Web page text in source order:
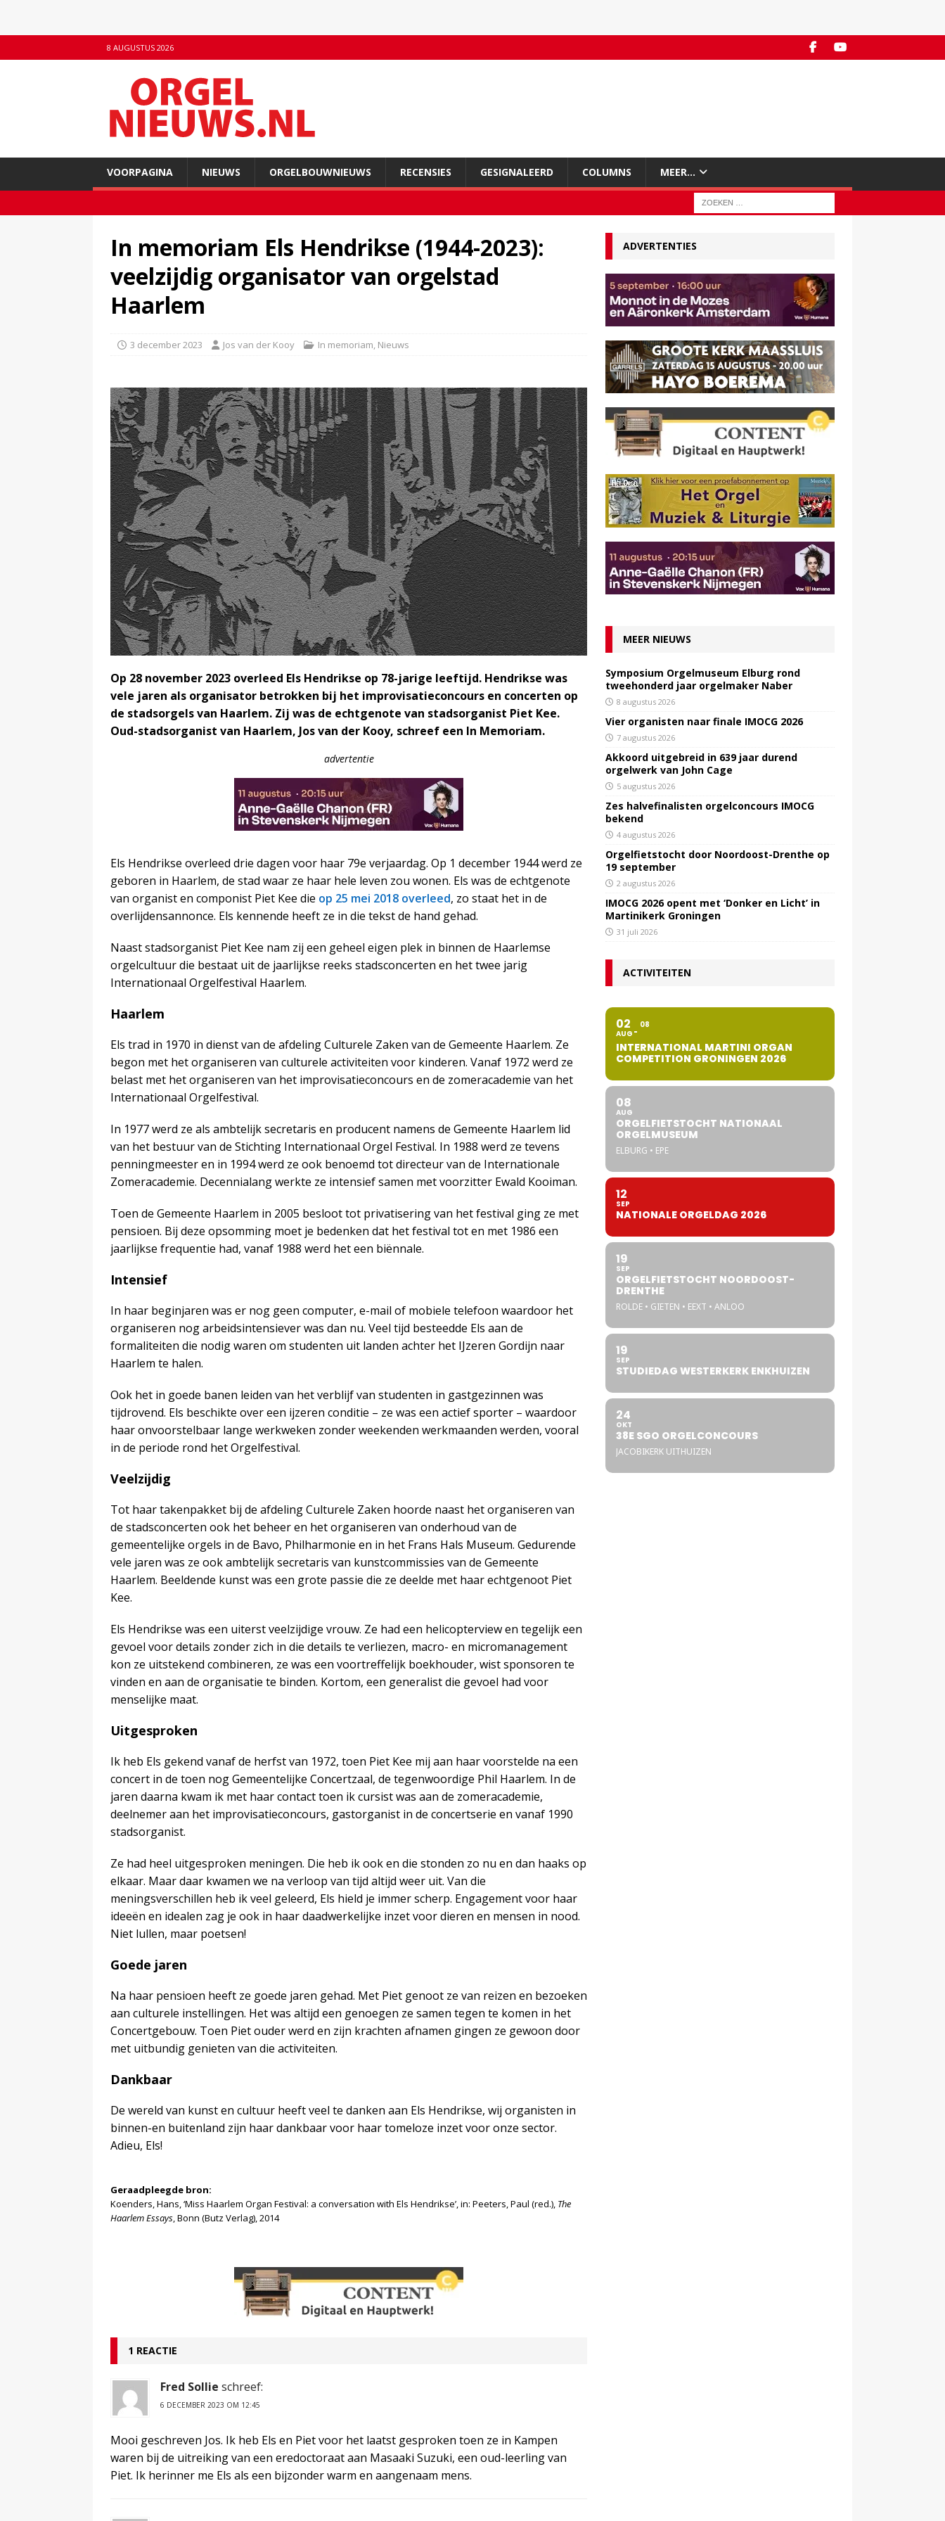
8 AUGUSTUS 2026
VOORPAGINA NIEUWS ORGELBOUWNIEUWS RECENSIES GESIGNALEERD COLUMNS MEER…
In memoriam Els Hendrikse (1944-2023):
veelzijdig organisator van orgelstad
Haarlem
3 december 2023 Jos van der Kooy In memoriam, Nieuws
Op 28 november 2023 overleed Els Hendrikse op 78-jarige leeftijd. Hendrikse was
vele jaren als organisator betrokken bij het improvisatieconcours en concerten op
de stadsorgels van Haarlem. Zij was de echtgenote van stadsorganist Piet Kee.
Oud-stadsorganist van Haarlem, Jos van der Kooy, schreef een In Memoriam.
advertentie
Els Hendrikse overleed drie dagen voor haar 79e verjaardag. Op 1 december 1944 werd ze
geboren in Haarlem, de stad waar ze haar hele leven zou wonen. Els was de echtgenote
van organist en componist Piet Kee die op 25 mei 2018 overleed, zo staat het in de
overlijdensannonce. Els kennende heeft ze in die tekst de hand gehad.
Naast stadsorganist Piet Kee nam zij een geheel eigen plek in binnen de Haarlemse
orgelcultuur die bestaat uit de jaarlijkse reeks stadsconcerten en het twee jarig
Internationaal Orgelfestival Haarlem.
Haarlem
Els trad in 1970 in dienst van de afdeling Culturele Zaken van de Gemeente Haarlem. Ze
begon met het organiseren van culturele activiteiten voor kinderen. Vanaf 1972 werd ze
belast met het organiseren van het improvisatieconcours en de zomeracademie van het
Internationaal Orgelfestival.
In 1977 werd ze als ambtelijk secretaris en producent namens de Gemeente Haarlem lid
van het bestuur van de Stichting Internationaal Orgel Festival. In 1988 werd ze tevens
penningmeester en in 1994 werd ze ook benoemd tot directeur van de Internationale
Zomeracademie. Decennialang werkte ze intensief samen met voorzitter Ewald Kooiman.
Toen de Gemeente Haarlem in 2005 besloot tot privatisering van het festival ging ze met
pensioen. Bij deze opsomming moet je bedenken dat het festival tot en met 1986 een
jaarlijkse frequentie had, vanaf 1988 werd het een biënnale.
Intensief
In haar beginjaren was er nog geen computer, e-mail of mobiele telefoon waardoor het
organiseren nog arbeidsintensiever was dan nu. Veel tijd besteedde Els aan de
formaliteiten die nodig waren om studenten uit landen achter het IJzeren Gordijn naar
Haarlem te halen.
Ook het in goede banen leiden van het verblijf van studenten in gastgezinnen was
tijdrovend. Els beschikte over een ijzeren conditie – ze was een actief sporter – waardoor
haar onvoorstelbaar lange werkweken zonder weekenden werkmaanden werden, vooral
in de periode rond het Orgelfestival.
Veelzijdig
Tot haar takenpakket bij de afdeling Culturele Zaken hoorde naast het organiseren van
de stadsconcerten ook het beheer en het organiseren van onderhoud van de
gemeentelijke orgels in de Bavo, Philharmonie en in het Frans Hals Museum. Gedurende
vele jaren was ze ook ambtelijk secretaris van kunstcommissies van de Gemeente
Haarlem. Beeldende kunst was een grote passie die ze deelde met haar echtgenoot Piet
Kee.
Els Hendrikse was een uiterst veelzijdige vrouw. Ze had een helicopterview en tegelijk een
gevoel voor details zonder zich in die details te verliezen, macro- en micromanagement
kon ze uitstekend combineren, ze was een voortreffelijk boekhouder, wist sponsoren te
vinden en aan de organisatie te binden. Kortom, een generalist die gevoel had voor
menselijke maat.
Uitgesproken
Ik heb Els gekend vanaf de herfst van 1972, toen Piet Kee mij aan haar voorstelde na een
concert in de toen nog Gemeentelijke Concertzaal, de tegenwoordige Phil Haarlem. In de
jaren daarna kwam ik met haar contact toen ik cursist was aan de zomeracademie,
deelnemer aan het improvisatieconcours, gastorganist in de concertserie en vanaf 1990
stadsorganist.
Ze had heel uitgesproken meningen. Die heb ik ook en die stonden zo nu en dan haaks op
elkaar. Maar daar kwamen we na verloop van tijd altijd weer uit. Van die
meningsverschillen heb ik veel geleerd, Els hield je immer scherp. Engagement voor haar
ideeën en idealen zag je ook in haar daadwerkelijke inzet voor dieren en mensen in nood.
Niet lullen, maar poetsen!
Goede jaren
Na haar pensioen heeft ze goede jaren gehad. Met Piet genoot ze van reizen en bezoeken
aan culturele instellingen. Het was altijd een genoegen ze samen tegen te komen in het
Concertgebouw. Toen Piet ouder werd en zijn krachten afnamen gingen ze gewoon door
met uitbundig genieten van die activiteiten.
Dankbaar
De wereld van kunst en cultuur heeft veel te danken aan Els Hendrikse, wij organisten in
binnen-en buitenland zijn haar dankbaar voor haar tomeloze inzet voor onze sector.
Adieu, Els!
Geraadpleegde bron:
Koenders, Hans, ‘Miss Haarlem Organ Festival: a conversation with Els Hendrikse’, in: Peeters, Paul (red.), The
Haarlem Essays, Bonn (Butz Verlag), 2014
1 REACTIE
Fred Sollie schreef:
6 DECEMBER 2023 OM 12:45
Mooi geschreven Jos. Ik heb Els en Piet voor het laatst gesproken toen ze in Kampen
waren bij de uitreiking van een eredoctoraat aan Masaaki Suzuki, een oud-leerling van
Piet. Ik herinner me Els als een bijzonder warm en aangenaam mens.
ADVERTENTIES
MEER NIEUWS
Symposium Orgelmuseum Elburg rond
tweehonderd jaar orgelmaker Naber
8 augustus 2026
Vier organisten naar finale IMOCG 2026
7 augustus 2026
Akkoord uitgebreid in 639 jaar durend
orgelwerk van John Cage
5 augustus 2026
Zes halvefinalisten orgelconcours IMOCG
bekend
4 augustus 2026
Orgelfietstocht door Noordoost-Drenthe op
19 september
2 augustus 2026
IMOCG 2026 opent met ‘Donker en Licht’ in
Martinikerk Groningen
31 juli 2026
ACTIVITEITEN
02
AUG
08
INTERNATIONAL MARTINI ORGAN
COMPETITION GRONINGEN 2026
08
AUG
ORGELFIETSTOCHT NATIONAAL
ORGELMUSEUM
ELBURG • EPE
12
SEP
NATIONALE ORGELDAG 2026
19
SEP
ORGELFIETSTOCHT NOORDOOST-
DRENTHE
ROLDE • GIETEN • EEXT • ANLOO
19
SEP
STUDIEDAG WESTERKERK ENKHUIZEN
24
OKT
38E SGO ORGELCONCOURS
JACOBIKERK UITHUIZEN